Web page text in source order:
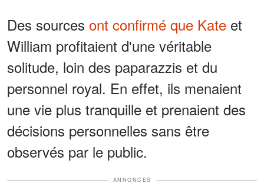
Des sources ont confirmé que Kate et
William profitaient d'une véritable
solitude, loin des paparazzis et du
personnel royal. En effet, ils menaient
une vie plus tranquille et prenaient des
décisions personnelles sans être
observés par le public.
ANNONCES